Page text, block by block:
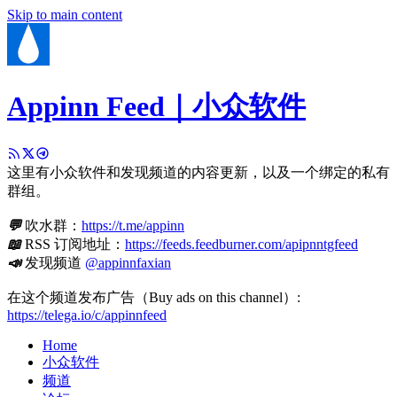
Skip to main content
Appinn Feed｜小众软件
这里有小众软件和发现频道的内容更新，以及一个绑定的私有
群组。
💬吹水群： https://t.me/appinn
📖RSS 订阅地址： https://feeds.feedburner.com/apipnntgfeed
📣发现频道 @appinnfaxian
在这个频道发布广告（Buy ads on this channel）:
https://telega.io/c/appinnfeed
Home
小众软件
频道